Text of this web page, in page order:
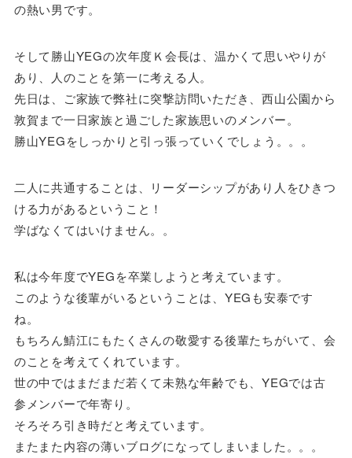
の熱い男です。
そして勝山YEGの次年度Ｋ会長は、温かくて思いやりが
あり、人のことを第一に考える人。
先日は、ご家族で弊社に突撃訪問いただき、西山公園から
敦賀まで一日家族と過ごした家族思いのメンバー。
勝山YEGをしっかりと引っ張っていくでしょう。。。
二人に共通することは、リーダーシップがあり人をひきつ
ける力があるということ！
学ばなくてはいけません。。
私は今年度でYEGを卒業しようと考えています。
このような後輩がいるということは、YEGも安泰です
ね。
もちろん鯖江にもたくさんの敬愛する後輩たちがいて、会
のことを考えてくれています。
世の中ではまだまだ若くて未熟な年齢でも、YEGでは古
参メンバーで年寄り。
そろそろ引き時だと考えています。
またまた内容の薄いブログになってしまいました。。。